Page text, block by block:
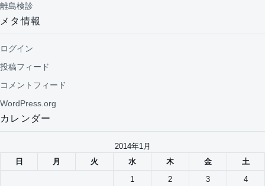
離島検診
メタ情報
ログイン
投稿フィード
コメントフィード
WordPress.org
カレンダー
2014年1月
日
月 火 水 木 金
土
1
2 3 4